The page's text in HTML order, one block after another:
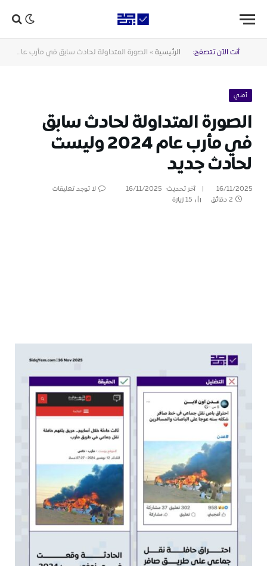
أنت الآن تتصفح: الرئيسية » الصورة المتداولة لحادث سابق في مأرب عام 2024 وليست لحادث جديد
أمني
الصورة المتداولة لحادث سابق
في مأرب عام 2024 وليست
لحادث جديد
16/11/2025 آخر تحديث: 16/11/2025
لا توجد تعليقات
2 دقائق
15زيارة